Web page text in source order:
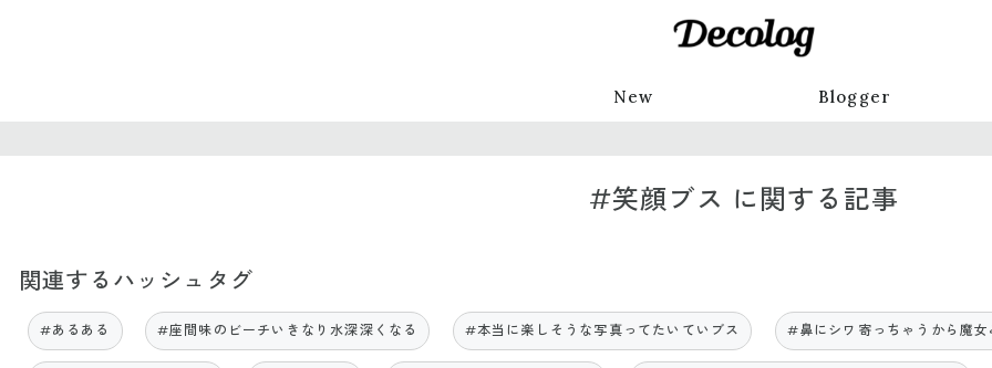
New Blogger
#笑顔ブス に関する記事
関連するハッシュタグ
#あるある #座間味のビーチいきなり水深深くなる #本当に楽しそうな写真ってたいていブス #鼻にシワ寄っちゃうから魔女